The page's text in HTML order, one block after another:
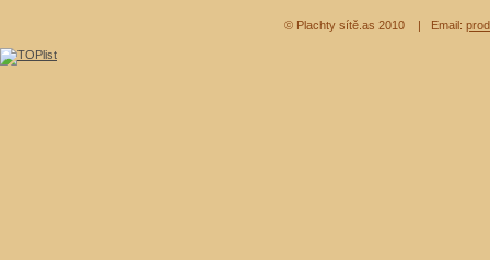
© Plachty sítě.as 2010 | Email: